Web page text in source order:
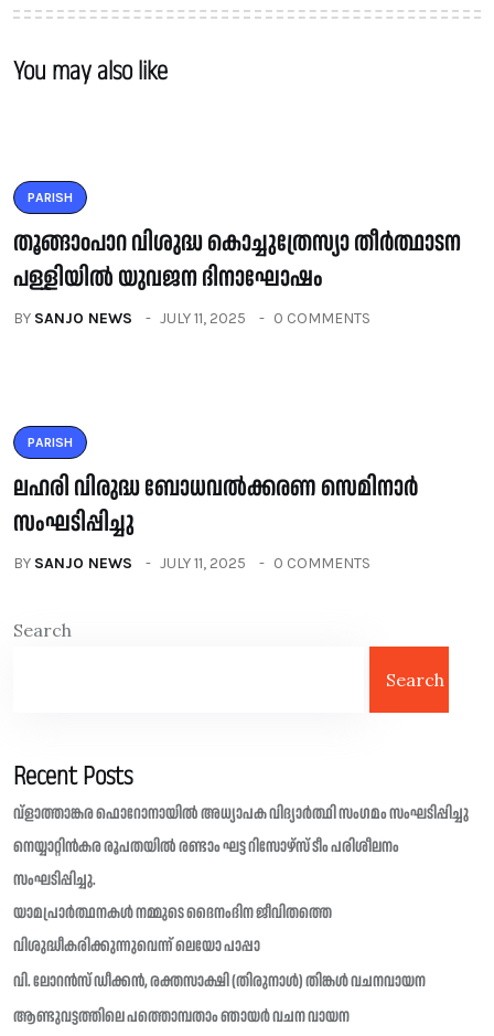
You may also like
PARISH
തൂങ്ങാoപാറ വിശുദ്ധ കൊച്ചുത്രേസ്യാ തീർത്ഥാടന
പള്ളിയിൽ യുവജന ദിനാഘോഷം
BY SANJO NEWS JULY 11, 2025 0 COMMENTS
PARISH
ലഹരി വിരുദ്ധ ബോധവൽക്കരണ സെമിനാർ
സംഘടിപ്പിച്ചു
BY SANJO NEWS JULY 11, 2025 0 COMMENTS
Search
Search
Recent Posts
വ്ളാത്താങ്കര ഫൊറോനായിൽ അധ്യാപക വിദ്യാർത്ഥി സംഗമം സംഘടിപ്പിച്ചു
നെയ്യാറ്റിൻകര രൂപതയിൽ രണ്ടാം ഘട്ട റിസോഴ്സ് ടീം പരിശീലനം
സംഘടിപ്പിച്ചു.
യാമപ്രാർത്ഥനകൾ നമ്മുടെ ദൈനംദിന ജീവിതത്തെ
വിശുദ്ധീകരിക്കുന്നുവെന്ന് ലെയോ പാപ്പാ
വി. ലോറൻസ് ഡീക്കൻ, രക്തസാക്ഷി (തിരുനാൾ) തിങ്കൾ വചനവായന
ആണ്ടുവട്ടത്തിലെ പത്തൊമ്പതാം ഞായർ വചന വായന